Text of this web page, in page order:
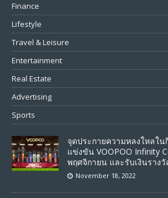
Finance
Lifestyle
Travel & Leisure
Entertainment
Real Estate
Advertising
Sports
จุดประกายความหลงใหลใน
แข่งขัน VOOPOO Infinity
พฤศจิกายน และรับเงินราง
November 18, 2022